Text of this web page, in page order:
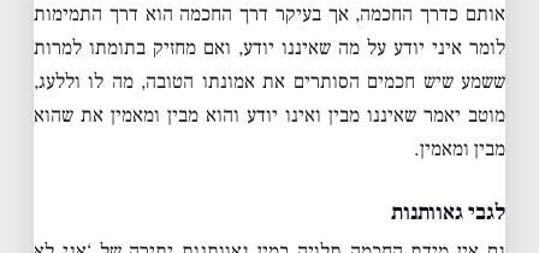
אותם כדרך החכמה, אך בעיקר דרך החכמה הוא דרך התמימות
לומר איני יודע על מה שאיננו יודע, ואם מחזיק בתומתו למרות
ששמע שיש חכמים הסותרים את אמונתו הטובה, מה לו וללעג,
מוטב יאמר שאיננו מבין ואינו יודע והוא מבין ומאמין את שהוא
מבין ומאמין.
לגבי גאוותנות